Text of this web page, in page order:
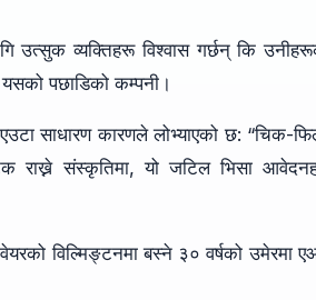
उत्सुक व्यक्तिहरू विश्वास गर्छन् कि
पछाडिको कम्पनी।
साधारण कारणले लोभ्याएको छ: “चिक-
राख्ने संस्कृतिमा, यो जटिल भिसा
विल्मिङ्टनमा बस्ने ३० वर्षको उमेरमा